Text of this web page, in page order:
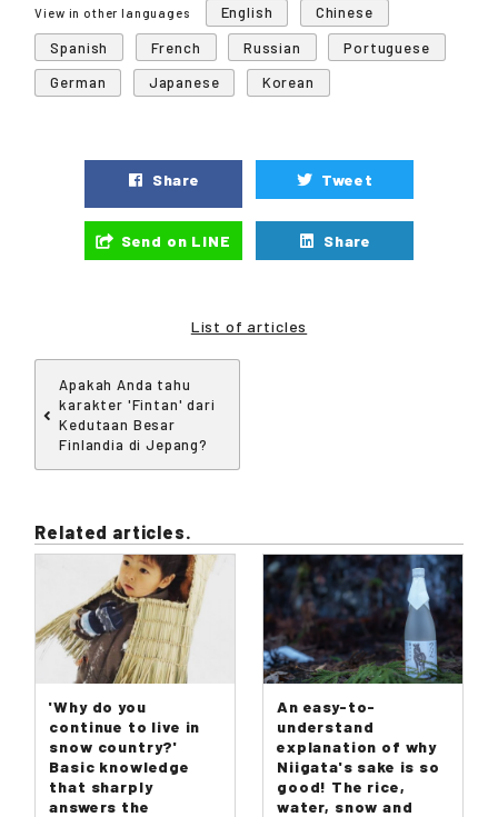
View in other languages English
Chinese
Spanish
French Russian
Portuguese
German
Japanese Korean
Share Tweet
Send on LINE Share
List of articles
Apakah Anda tahu
karakter 'Fintan' dari
Kedutaan Besar
Finlandia di Jepang?
Related articles.
'Why do you
continue to live in
snow country?'
Basic knowledge
that sharply
answers the
An easy-to-
understand
explanation of why
Niigata's sake is so
good! The rice,
water, snow and